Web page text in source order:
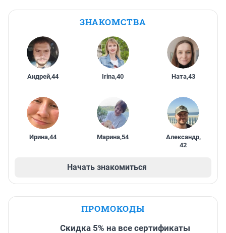
ЗНАКОМСТВА
Андрей,44 Irina,40 Ната,43
Ирина,44 Марина,54 Александр,
42
Начать знакомиться
ПРОМОКОДЫ
Скидка 5% на все сертификаты